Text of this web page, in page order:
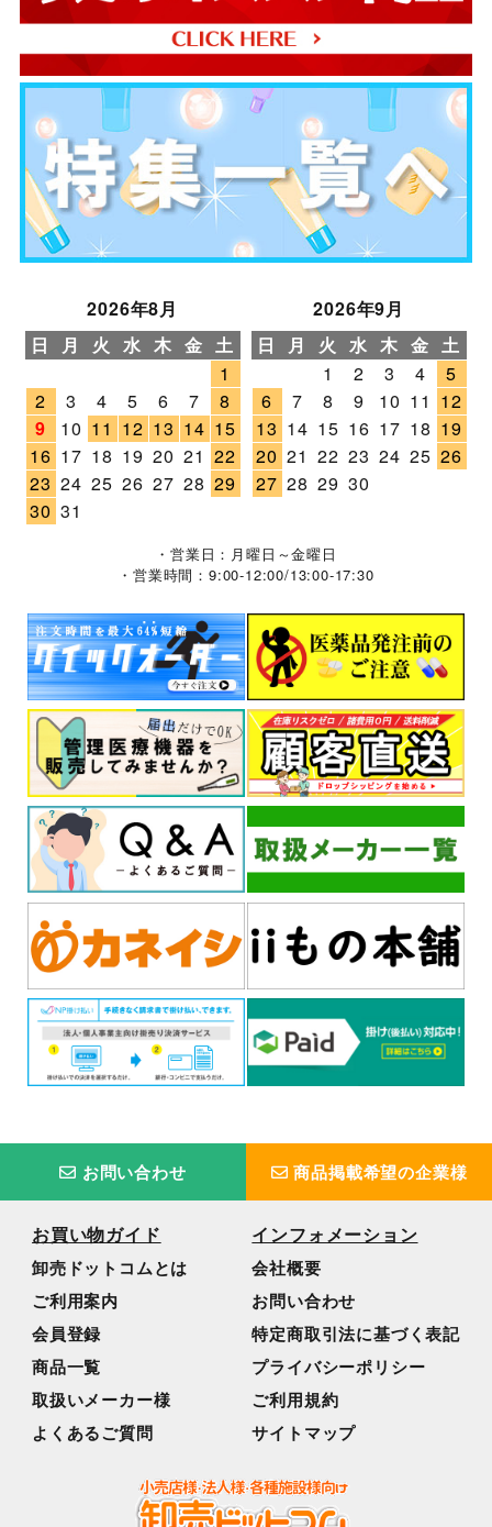
2026年8月
日
月 火 水 木 金 土
1
2
3 4 5 6 7
8
9
10 11 12 13 14 15
16 17 18 19 20 21 22
23 24 25 26 27 28 29
30 31
2026年9月
日
月 火 水 木 金 土
1
2 3 4
5
6
7 8 9 10 11 12
13 14 15 16 17 18 19
20 21 22 23 24 25 26
27 28 29 30
・営業日：月曜日～金曜日
・営業時間：9:00-12:00/13:00-17:30
お問い合わせ 商品掲載希望の企業様
お買い物ガイド
卸売ドットコムとは
ご利用案内
会員登録
商品一覧
取扱いメーカー様
よくあるご質問
インフォメーション
会社概要
お問い合わせ
特定商取引法に基づく表記
プライバシーポリシー
ご利用規約
サイトマップ